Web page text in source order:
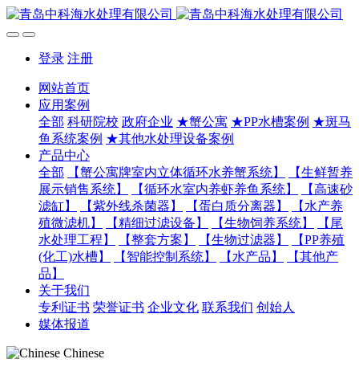
登录 注册
网站首页
应用案例
全部 科研院校 政府企业 ★蟹公寓 ★PP水槽案例 ★斑马
鱼系统案例 ★其他水处理设备案例
产品中心
全部
【蟹公寓牌室内立体循环水养蟹系统】
【生鲜暂养
展示销售系统】
【循环水室内养虾养鱼系统】
【高速砂
滤缸】
【紫外线杀菌器】 【蛋白质分离器】
【水产养
殖微滤机】
【精细过滤设备】 【生物饲养系统】
【尾
水处理工程】
【整套方案】 【生物过滤器】
【PP养殖
(化工)水槽】
【智能控制系统】 【水产品】
【其他产
品】
关于我们
专利证书 荣誉证书 企业文化 联系我们 创始人
媒体报道
Chinese